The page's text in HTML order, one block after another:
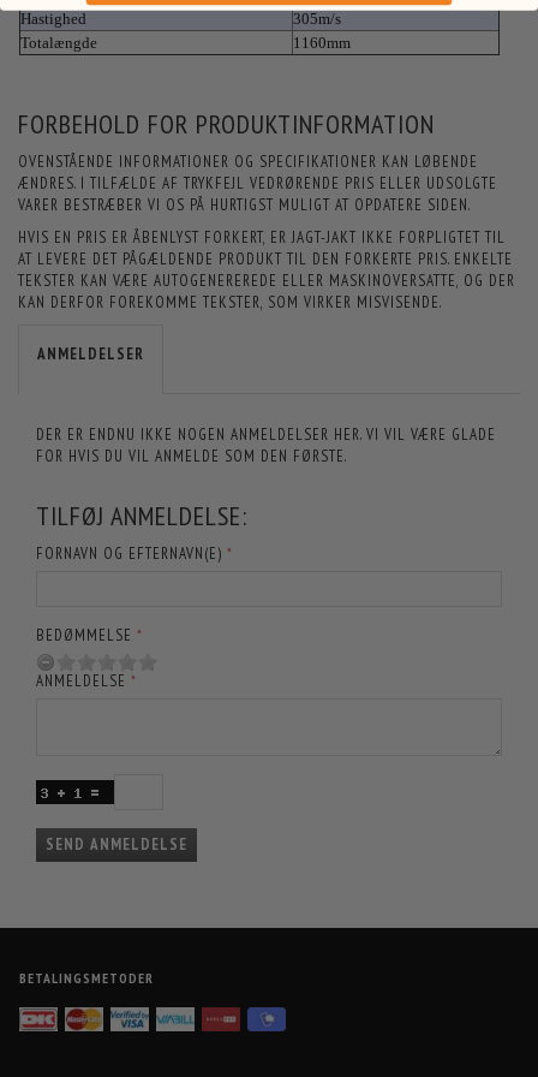
Hastighed
305m/s
Totalængde
1160mm
FORBEHOLD FOR PRODUKTINFORMATION
OVENSTÅENDE INFORMATIONER OG SPECIFIKATIONER KAN LØBENDE
ÆNDRES. I TILFÆLDE AF TRYKFEJL VEDRØRENDE PRIS ELLER UDSOLGTE
VARER BESTRÆBER VI OS PÅ HURTIGST MULIGT AT OPDATERE SIDEN.
HVIS EN PRIS ER ÅBENLYST FORKERT, ER JAGT-JAKT IKKE FORPLIGTET TIL
AT LEVERE DET PÅGÆLDENDE PRODUKT TIL DEN FORKERTE PRIS. ENKELTE
TEKSTER KAN VÆRE AUTOGENEREREDE ELLER MASKINOVERSATTE, OG DER
KAN DERFOR FOREKOMME TEKSTER, SOM VIRKER MISVISENDE.
ANMELDELSER
DER ER ENDNU IKKE NOGEN ANMELDELSER HER. VI VIL VÆRE GLADE
FOR HVIS DU VIL ANMELDE SOM DEN FØRSTE.
TILFØJ ANMELDELSE:
FORNAVN OG EFTERNAVN(E)
BEDØMMELSE
ANMELDELSE
SEND ANMELDELSE
BETALINGSMETODER